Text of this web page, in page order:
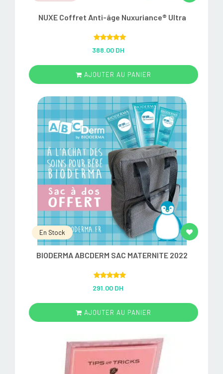
NUXE Coffret Anti-âge Nuxuriance® Ultra
out of 5
388.00 DH
AJOUTER AU PANIER
En Stock
BIODERMA ABCDERM SAC MATERNITE 2022
out of 5
291.00 DH
AJOUTER AU PANIER